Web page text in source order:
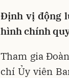
Định vị động
hình chính
Tham gia
chí Ủy viên